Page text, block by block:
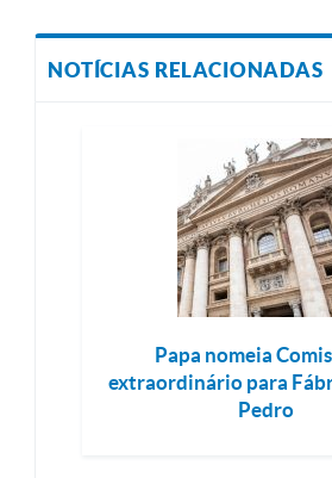
NOTÍCIAS RELACIONADAS
Papa nomeia
extraordinário para
Pedro